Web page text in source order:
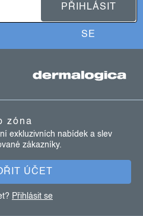
PŘIHLÁSIT
SE
zóna
exkluzivních nabídek a slev
zákazníky.
ÚČET
Přihlásit se